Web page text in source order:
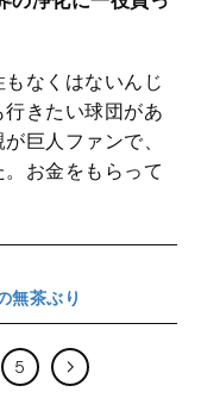
なくはないんじ
きたい球団があ
巨人ファンで、
お金をもらって
無茶ぶり
5